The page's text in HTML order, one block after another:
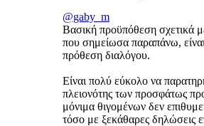
@gaby_m
Βασική προϋπόθεση σχετικά
που σημείωσα παραπάνω,
πρόθεση διαλόγου.
Είναι πολύ εύκολο να
πλειονότης των προσφάτως
μόνιμα θιγομένων δεν
τόσο με ξεκάθαρες δηλώσεις